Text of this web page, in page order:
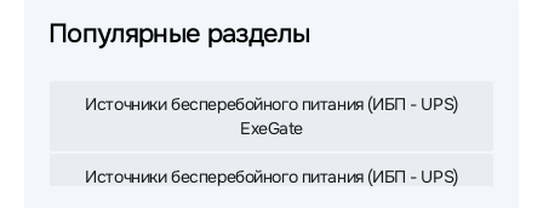
Популярные разделы
Источники бесперебойного питания (ИБП - UPS)
ExeGate
Источники бесперебойного питания (ИБП - UPS)